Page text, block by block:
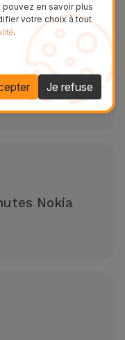
Nokia
pouvez en savoir plus
votre choix à tout
.
Je refuse